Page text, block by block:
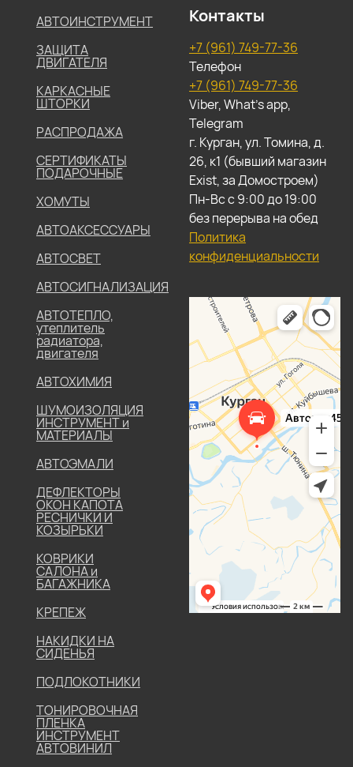
АВТОИНСТРУМЕНТ
ЗАЩИТА
ДВИГАТЕЛЯ
КАРКАСНЫЕ
ШТОРКИ
РАСПРОДАЖА
СЕРТИФИКАТЫ
ПОДАРОЧНЫЕ
ХОМУТЫ
АВТОАКСЕССУАРЫ
АВТОСВЕТ
АВТОСИГНАЛИЗАЦИЯ
АВТОТЕПЛО,
утеплитель
радиатора,
двигателя
АВТОХИМИЯ
ШУМОИЗОЛЯЦИЯ
ИНСТРУМЕНТ и
МАТЕРИАЛЫ
АВТОЭМАЛИ
ДЕФЛЕКТОРЫ
ОКОН КАПОТА
РЕСНИЧКИ И
КОЗЫРЬКИ
КОВРИКИ
САЛОНА и
БАГАЖНИКА
КРЕПЕЖ
НАКИДКИ НА
СИДЕНЬЯ
ПОДЛОКОТНИКИ
ТОНИРОВОЧНАЯ
ПЛЕНКА
ИНСТРУМЕНТ
АВТОВИНИЛ
Контакты
+7 (961) 749-77-36
Телефон
+7 (961) 749-77-36
Viber, What's app,
Telegram
г. Курган, ул. Томина, д.
26, к1 (бывший магазин
Exist, за Домостроем)
Пн-Вс с 9:00 до 19:00
без перерыва на обед
Политика
конфиденциальности